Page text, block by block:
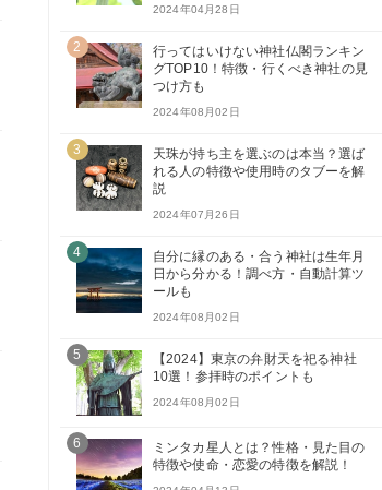
2024年04月28日
2
行ってはいけない神社仏閣ランキン
グTOP10！特徴・行くべき神社の見
つけ方も
2024年08月02日
3
天珠が持ち主を選ぶのは本当？選ば
れる人の特徴や使用時のタブーを解
説
2024年07月26日
4
自分に縁のある・合う神社は生年月
日から分かる！調べ方・自動計算ツ
ールも
2024年08月02日
5
【2024】東京の弁財天を祀る神社
10選！参拝時のポイントも
2024年08月02日
6
ミンタカ星人とは？性格・見た目の
特徴や使命・恋愛の特徴を解説！